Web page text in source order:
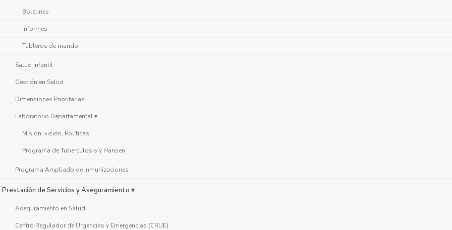
Boletines
Informes
Tableros de mando
Salud Infantil
Gestión en Salud
Dimensiones Prioritarias
Laboratorio Departamental ▾
Misión, visión, Políticas
Programa de Tuberculosis y Hansen
Programa Ampliado de Inmunizaciones
Prestación de Servicios y Aseguramiento ▾
Aseguramiento en Salud
Centro Regulador de Urgencias y Emergencias (CRUE)